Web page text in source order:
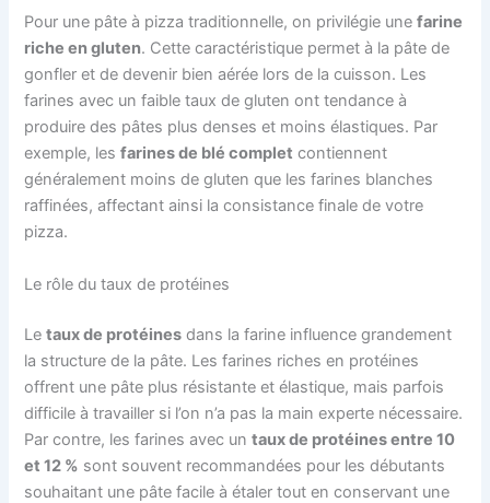
Pour une pâte à pizza traditionnelle, on privilégie unefarine
riche en gluten. Cette caractéristique permet à la pâte de
gonfler et de devenir bien aérée lors de la cuisson. Les
farines avec un faible taux de gluten ont tendance à
produire des pâtes plus denses et moins élastiques. Par
exemple, lesfarines de blé complet contiennent
généralement moins de gluten que les farines blanches
raffinées, affectant ainsi la consistance finale de votre
pizza.
Le rôle du taux de protéines
Letaux de protéines dans la farine influence grandement
la structure de la pâte. Les farines riches en protéines
offrent une pâte plus résistante et élastique, mais parfois
difficile à travailler si l’on n’a pas la main experte nécessaire.
Par contre, les farines avec untaux de protéines entre 10
et 12 % sont souvent recommandées pour les débutants
souhaitant une pâte facile à étaler tout en conservant une